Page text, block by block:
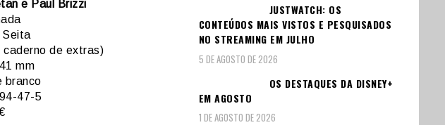
e Paul Brizzi
Seita
caderno de extras)
mm
branco
47-5
JUSTWATCH: OS
CONTEÚDOS MAIS VISTOS E PESQUISADOS
NO STREAMING EM JULHO
5 DE AGOSTO DE 2026
OS DESTAQUES DA DISNEY+
EM AGOSTO
1 DE AGOSTO DE 2026